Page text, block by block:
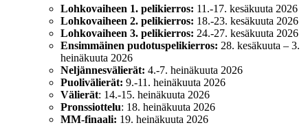
Lohkovaiheen 1. pelikierros: 11.-17. kesäkuuta 2026
Lohkovaiheen 2. pelikierros: 18.-23. kesäkuuta 2026
Lohkovaiheen 3. pelikierros: 24.-27. kesäkuuta 2026
Ensimmäinen pudotuspelikierros: 28. kesäkuuta – 3.
heinäkuuta 2026
Neljännesvälierät: 4.-7. heinäkuuta 2026
Puolivälierät: 9.-11. heinäkuuta 2026
Välierät: 14.-15. heinäkuuta 2026
Pronssiottelu: 18. heinäkuuta 2026
MM-finaali: 19. heinäkuuta 2026